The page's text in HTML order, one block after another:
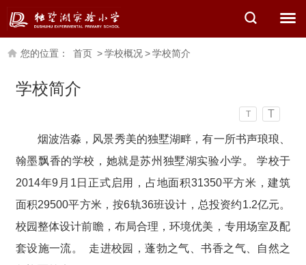
您的位置： 首页 >学校概况>学校简介
学校简介
T T
烟波浩淼，风景秀美的独墅湖畔，有一所书声琅琅、
翰墨飘香的学校，她就是苏州独墅湖实验小学。 学校于
2014年9月1日正式启用，占地面积31350平方米，建筑
面积29500平方米，按6轨36班设计，总投资约1.2亿元。
校园整体设计前瞻，布局合理，环境优美，专用场室及配
套设施一流。 走进校园，蓬勃之气、书香之气、自然之